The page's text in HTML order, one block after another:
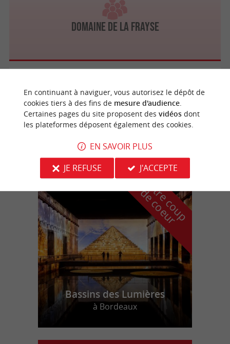
Domaine de la Frayse
Château La Gontrie
n
o
t
r
e
c
o
u
p
d
e
c
o
e
u
r
Bassins des Lumières
à Bordeaux
En continuant à naviguer, vous autorisez le dépôt de
cookies tiers à des fins de mesure d'audience.
Certaines pages du site proposent des vidéosdont
les plateformes déposent également des cookies.
EN SAVOIR PLUS
JE REFUSE
J'ACCEPTE